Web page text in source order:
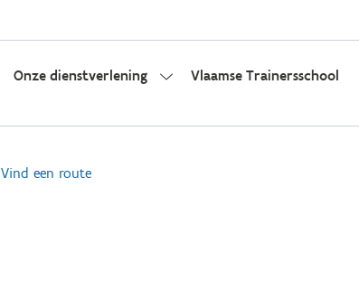
Onze dienstverlening Vlaamse Trainersschool
Vind een route